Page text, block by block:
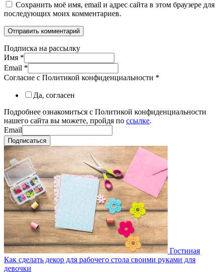
Сохранить моё имя, email и адрес сайта в этом браузере для
последующих моих комментариев.
Подписка на рассылку
Имя *
Email *
Согласие с Политикой конфиденциальности *
Да, согласен
Подробнее ознакомиться с Политикой конфиденциальности
нашего сайта вы можете, пройдя по ссылке.
Email
Подписаться
Гостиная
Как сделать декор для рабочего стола своими руками для
девочки